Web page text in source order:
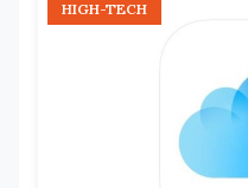
HIGH-TECH